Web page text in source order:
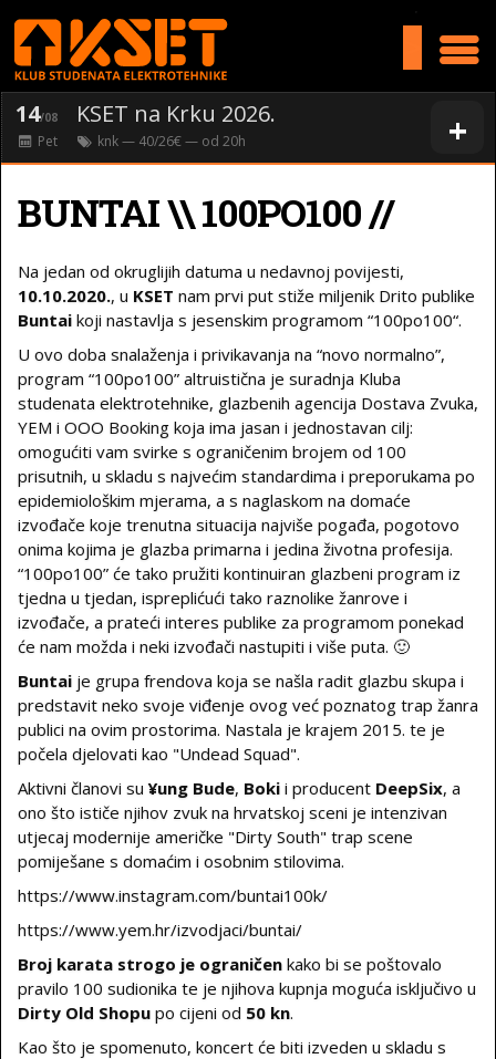
+
14/08 KSET na Krku 2026.
Pet knk— 40/26€ — od 20h
BUNTAI \\ 100PO100 //
Na jedan od okruglijih datuma u nedavnoj povijesti,
10.10.2020., u KSET nam prvi put stiže miljenik Drito publike
Buntai koji nastavlja s jesenskim programom “100po100“.
U ovo doba snalaženja i privikavanja na “novo normalno”,
program “100po100” altruistična je suradnja Kluba
studenata elektrotehnike, glazbenih agencija Dostava Zvuka,
YEM i OOO Booking koja ima jasan i jednostavan cilj:
omogućiti vam svirke s ograničenim brojem od 100
prisutnih, u skladu s najvećim standardima i preporukama po
epidemiološkim mjerama, a s naglaskom na domaće
izvođače koje trenutna situacija najviše pogađa, pogotovo
onima kojima je glazba primarna i jedina životna profesija.
“100po100” će tako pružiti kontinuiran glazbeni program iz
tjedna u tjedan, ispreplićući tako raznolike žanrove i
izvođače, a prateći interes publike za programom ponekad
će nam možda i neki izvođači nastupiti i više puta. 🙂
Buntai je grupa frendova koja se našla radit glazbu skupa i
predstavit neko svoje viđenje ovog već poznatog trap žanra
publici na ovim prostorima. Nastala je krajem 2015. te je
počela djelovati kao "Undead Squad".
Aktivni članovi su¥ung Bude, Boki i producent DeepSix, a
ono što ističe njihov zvuk na hrvatskoj sceni je intenzivan
utjecaj modernije američke "Dirty South" trap scene
pomiješane s domaćim i osobnim stilovima.
https://www.instagram.com/buntai100k/
https://www.yem.hr/izvodjaci/buntai/
Broj karata strogo je ograničen kako bi se poštovalo
pravilo 100 sudionika te je njihova kupnja moguća isključivo u
Dirty Old Shopu po cijeni od 50 kn.
Kao što je spomenuto, koncert će biti izveden u skladu s